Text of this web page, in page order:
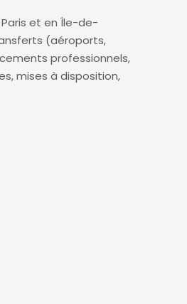
et en Île-de-
(aéroports,
professionnels,
mises à disposition,